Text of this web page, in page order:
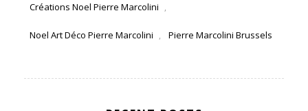
Créations Noel Pierre Marcolini ,
Noel Art Déco Pierre Marcolini , Pierre Marcolini Brussels